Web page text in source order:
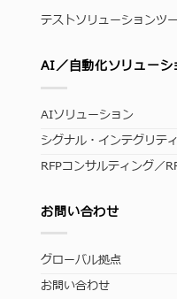
テストソリューションツ
AI／自動化ソリューシ
AIソリューション
シグナル・インテグリ
RFPコンサルティング／
お問い合わせ
グローバル拠点
お問い合わせ